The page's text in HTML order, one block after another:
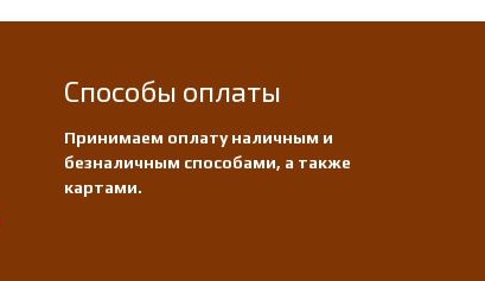
Способы оплаты
Принимаем оплату наличным и
безналичным способами, а также
картами.